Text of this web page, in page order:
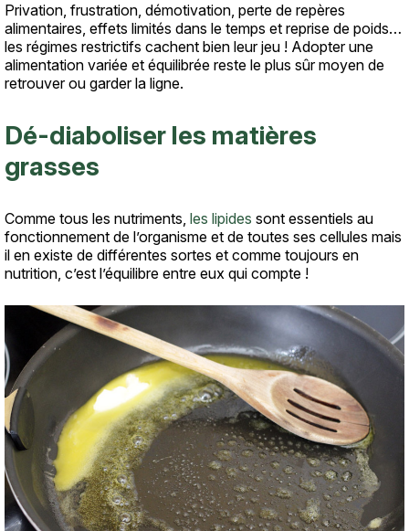
Privation, frustration, démotivation, perte de repères
alimentaires, effets limités dans le temps et reprise de poids…
les régimes restrictifs cachent bien leur jeu ! Adopter une
alimentation variée et équilibrée reste le plus sûr moyen de
retrouver ou garder la ligne.
Dé-diaboliser les matières
grasses
Comme tous les nutriments, les lipides sont essentiels au
fonctionnement de l’organisme et de toutes ses cellules mais
il en existe de différentes sortes et comme toujours en
nutrition, c’est l’équilibre entre eux qui compte !